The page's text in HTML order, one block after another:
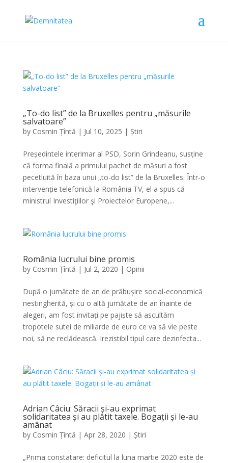
„To-do list” de la Bruxelles pentru „măsurile
salvatoare”
by Cosmin Țîntă | Jul 10, 2025 | Știri
Președintele interimar al PSD, Sorin Grindeanu, susține
că forma finală a primului pachet de măsuri a fost
pecetluită în baza unui „to-do list” de la Bruxelles. Într-o
intervenție telefonică la România TV, el a spus că
ministrul Investiţiilor şi Proiectelor Europene,...
România lucrului bine promis
by Cosmin Țîntă | Jul 2, 2020 | Opinii
După o jumătate de an de prăbușire social-economică
nestingherită, și cu o altă jumătate de an înainte de
alegeri, am fost invitați pe pajiște să ascultăm
tropotele sutei de miliarde de euro ce va să vie peste
noi, să ne reclădească. Irezistibil tipul care dezinfecta...
Adrian Câciu: Săracii și-au exprimat
solidaritatea și au plătit taxele. Bogații și le-au
amânat
by Cosmin Țîntă | Apr 28, 2020 | Știri
„Prima constatare: deficitul la luna martie 2020 este de